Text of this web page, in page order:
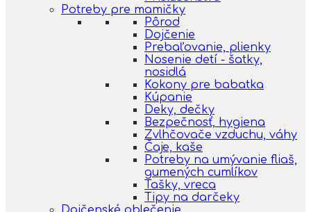
Potreby pre mamičky
Pôrod
Dojčenie
Prebaľovanie, plienky
Nosenie detí - šatky,
nosidlá
Kokony pre babatka
Kúpanie
Deky, dečky
Bezpečnosť, hygiena
Zvlhčovače vzduchu, váhy
Čaje, kaše
Potreby na umývanie fliaš,
gumených cumlíkov
Tašky, vreca
Tipy na darčeky